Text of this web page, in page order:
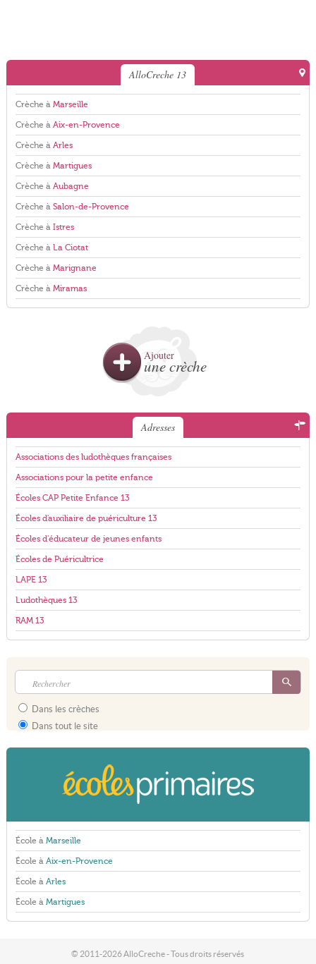
AlloCreche 13
Crèche à Marseille
Crèche à Aix-en-Provence
Crèche à Arles
Crèche à Martigues
Crèche à Aubagne
Crèche à Salon-de-Provence
Crèche à Istres
Crèche à La Ciotat
Crèche à Marignane
Crèche à Miramas
Ajouter
une crèche
Adresses
Associations des ludothèques françaises
Associations pour la petite enfance
Écoles CAP Petite Enfance 13
Écoles d'auxiliaire de puériculture 13
Écoles d'éducateur de jeunes enfants
Écoles de Puéricultrice
LAPE 13
Ludothèques 13
RAM 13
Dans les crèches
Dans tout le site
École à Marseille
École à Aix-en-Provence
École à Arles
École à Martigues
© 2011-2026 AlloCreche - Tous droits réservés